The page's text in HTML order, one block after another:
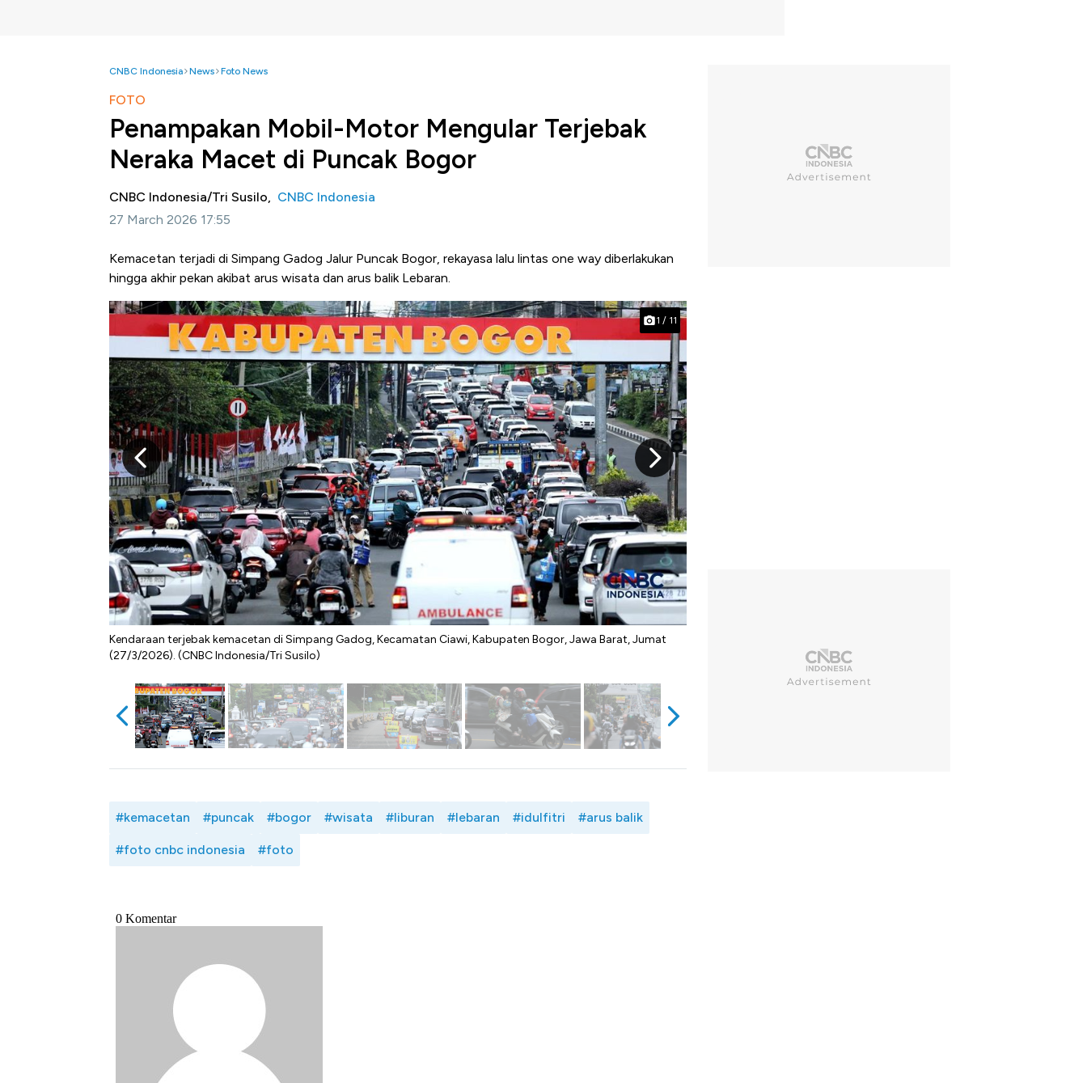
CNBC Indonesia News Foto News
FOTO
Penampakan Mobil-Motor Mengular Terjebak
Neraka Macet di Puncak Bogor
CNBC Indonesia/Tri Susilo, CNBC Indonesia
27 March 2026 17:55
Kemacetan terjadi di Simpang Gadog Jalur Puncak Bogor, rekayasa lalu lintas one way diberlakukan
hingga akhir pekan akibat arus wisata dan arus balik Lebaran.
Kendaraan terjebak kemacetan di Simpang Gadog, Kecamatan Ciawi, Kabupaten Bogor, Jawa Barat, Jumat
(27/3/2026). (CNBC Indonesia/Tri Susilo)
1 / 11
#kemacetan #puncak #bogor #wisata #liburan #lebaran #idulfitri #arus balik
#foto cnbc indonesia #foto